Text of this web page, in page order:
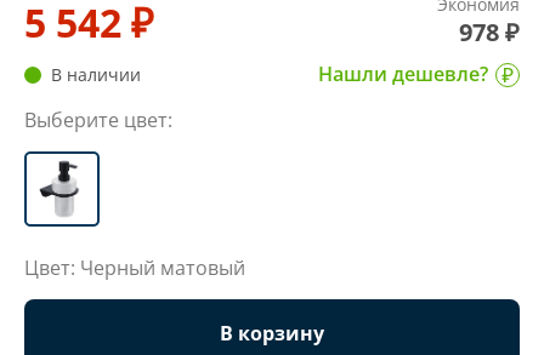
5 542 ₽ 978 ₽
В наличии
Нашли дешевле?
Выберите цвет:
Цвет: Черный матовый
В корзину